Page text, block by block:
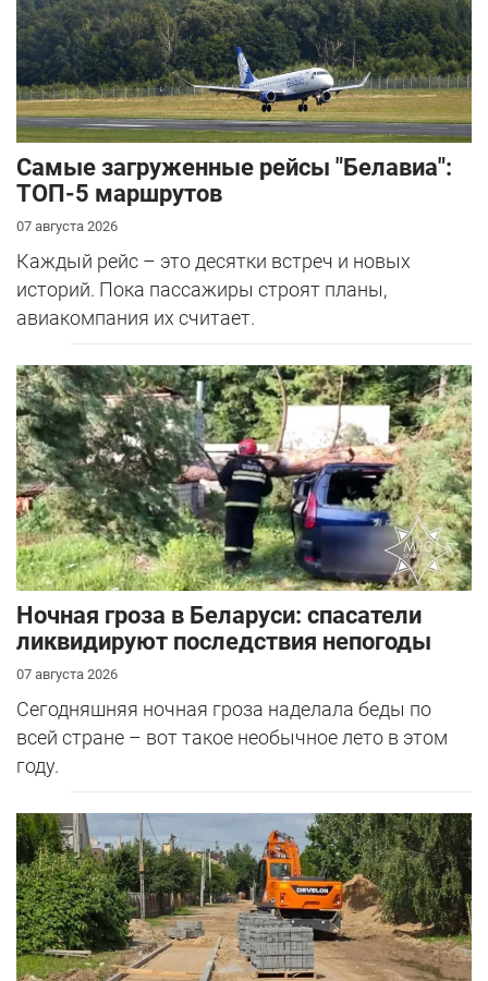
Самые загруженные рейсы "Белавиа":
ТОП-5 маршрутов
07 августа 2026
Каждый рейс – это десятки встреч и новых
историй. Пока пассажиры строят планы,
авиакомпания их считает.
Ночная гроза в Беларуси: спасатели
ликвидируют последствия непогоды
07 августа 2026
Сегодняшняя ночная гроза наделала беды по
всей стране – вот такое необычное лето в этом
году.